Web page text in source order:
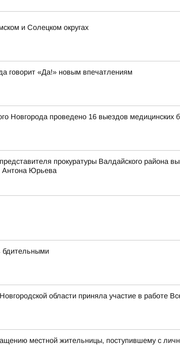
и Солецком округах
говорит «Да!» новым впечатлениям
Новгорода проведено 16 выездов медицинских
прокуратуры Валдайского
Антона Юрьева
бдительными
области приняла участие в работе
местной жительницы, поступившему с